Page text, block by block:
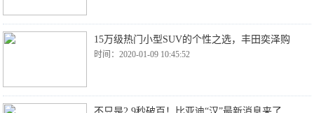
15万级热门小型SUV的个性之选，丰田奕泽购
时间：2020-01-09 10:45:52